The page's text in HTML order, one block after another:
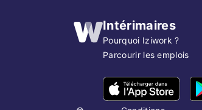
Intérimaires
Pourquoi Iziwork ?
Parcourir les emplois